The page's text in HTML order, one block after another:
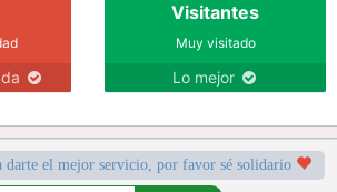
Visitantes
Muy visitado
Lo mejor
darte el mejor servicio, por favor sé solidario